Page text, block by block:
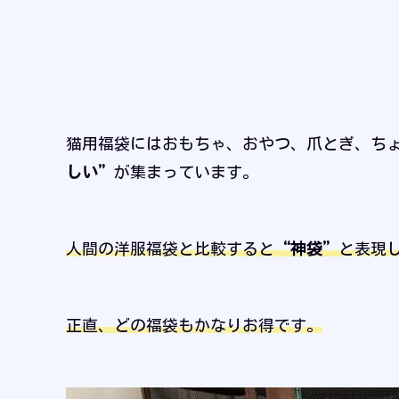
猫用福袋にはおもちゃ、おやつ、爪とぎ、
しい” が集まっています。
人間の洋服福袋と比較すると“神袋”と表現
正直、どの福袋もかなりお得です。